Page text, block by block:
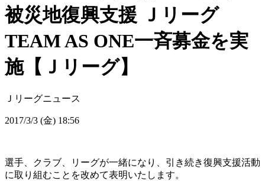
被災地復興支援 Ｊリーグ
TEAM AS ONE一斉募金を実
施【Ｊリーグ】
Ｊリーグニュース
2017/3/3 (金) 18:56
選手、クラブ、リーグが一緒になり、引き続き復興支援活動
に取り組むことを改めて表明いたします。